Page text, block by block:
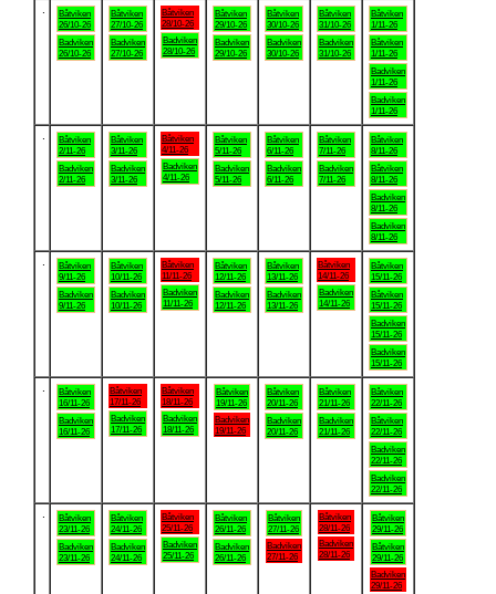
Båtviken
26/10-26
Badviken
26/10-26
Båtviken
27/10-26
Badviken
27/10-26
Båtviken
28/10-26
Badviken
28/10-26
Båtviken
29/10-26
Badviken
29/10-26
Båtviken
30/10-26
Badviken
30/10-26
Båtviken
31/10-26
Badviken
31/10-26
Båtviken
1/11-26
Båtviken
1/11-26
Badviken
1/11-26
Badviken
1/11-26
Båtviken
2/11-26
Badviken
2/11-26
Båtviken
3/11-26
Badviken
3/11-26
Båtviken
4/11-26
Badviken
4/11-26
Båtviken
5/11-26
Badviken
5/11-26
Båtviken
6/11-26
Badviken
6/11-26
Båtviken
7/11-26
Badviken
7/11-26
Båtviken
8/11-26
Båtviken
8/11-26
Badviken
8/11-26
Badviken
8/11-26
Båtviken
9/11-26
Badviken
9/11-26
Båtviken
10/11-26
Badviken
10/11-26
Båtviken
11/11-26
Badviken
11/11-26
Båtviken
12/11-26
Badviken
12/11-26
Båtviken
13/11-26
Badviken
13/11-26
Båtviken
14/11-26
Badviken
14/11-26
Båtviken
15/11-26
Båtviken
15/11-26
Badviken
15/11-26
Badviken
15/11-26
Båtviken
16/11-26
Badviken
16/11-26
Båtviken
17/11-26
Badviken
17/11-26
Båtviken
18/11-26
Badviken
18/11-26
Båtviken
19/11-26
Badviken
19/11-26
Båtviken
20/11-26
Badviken
20/11-26
Båtviken
21/11-26
Badviken
21/11-26
Båtviken
22/11-26
Båtviken
22/11-26
Badviken
22/11-26
Badviken
22/11-26
Båtviken
23/11-26
Badviken
23/11-26
Båtviken
24/11-26
Badviken
24/11-26
Båtviken
25/11-26
Badviken
25/11-26
Båtviken
26/11-26
Badviken
26/11-26
Båtviken
27/11-26
Badviken
27/11-26
Båtviken
28/11-26
Badviken
28/11-26
Båtviken
29/11-26
Båtviken
29/11-26
Badviken
29/11-26